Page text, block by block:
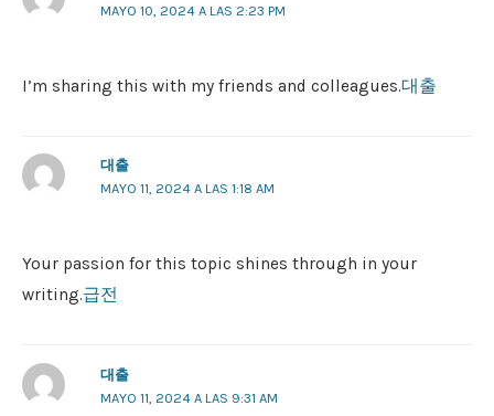
MAYO 10, 2024 A LAS 2:23 PM
I’m sharing this with my friends and colleagues.대출
대출
MAYO 11, 2024 A LAS 1:18 AM
Your passion for this topic shines through in your
writing.급전
대출
MAYO 11, 2024 A LAS 9:31 AM